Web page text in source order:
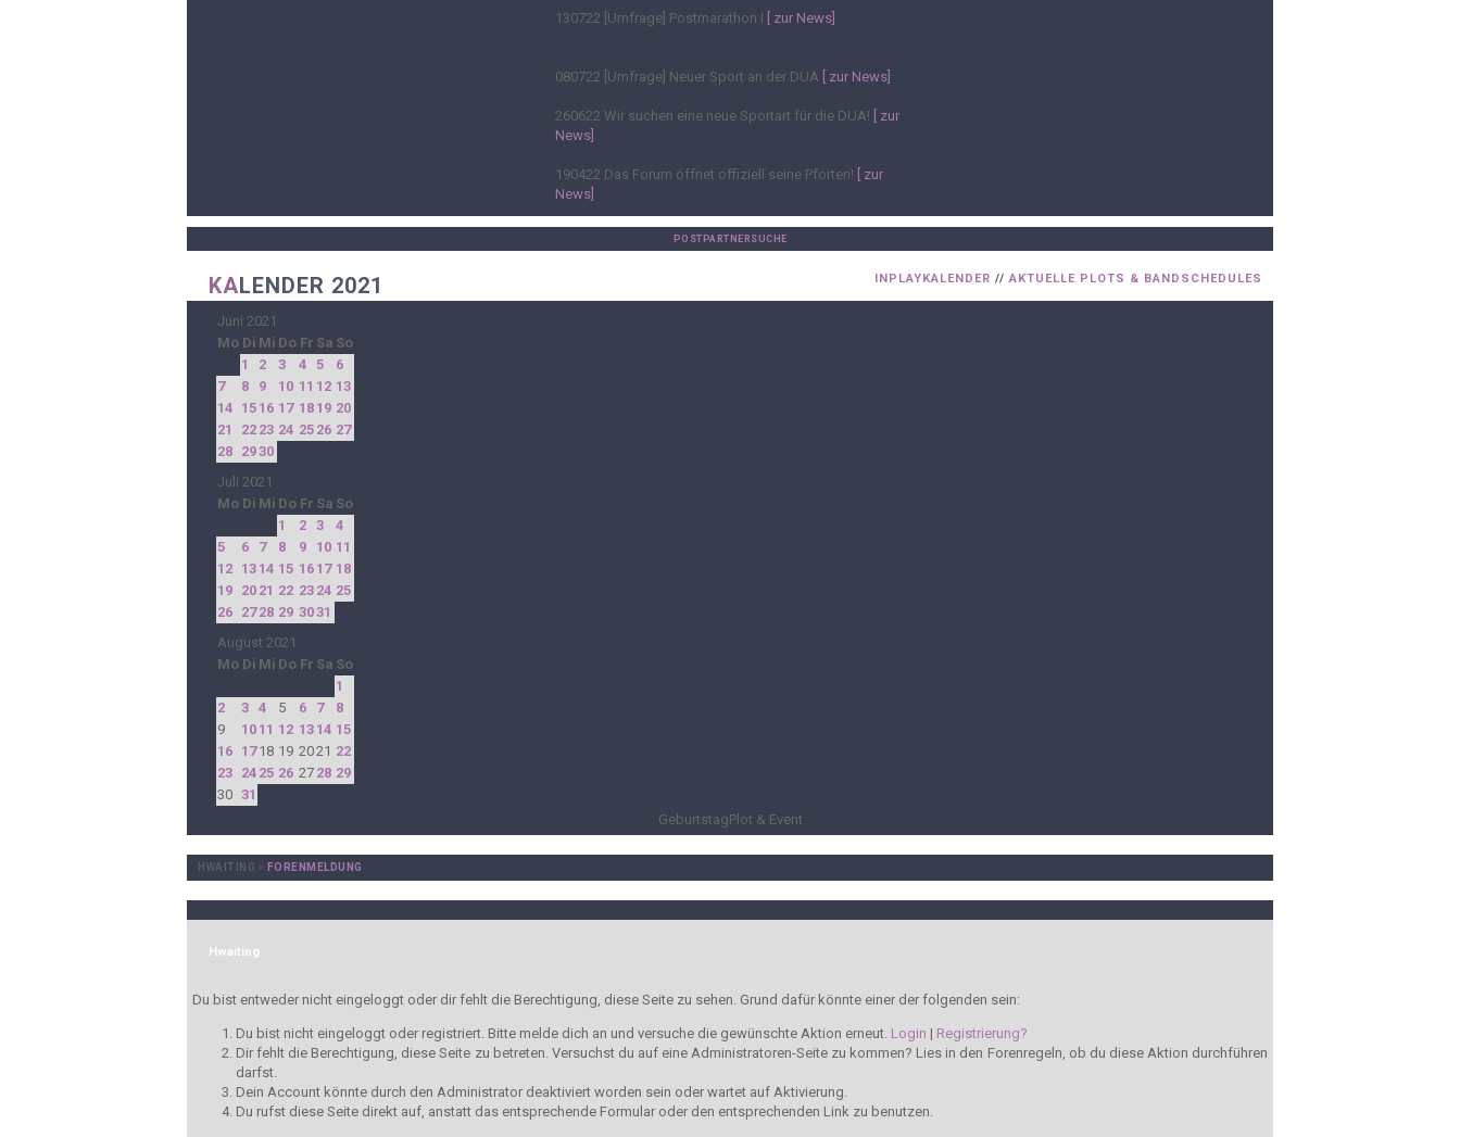
130722 [Umfrage] Postmarathon I [ zur News]
080722 [Umfrage] Neuer Sport an der DUA [ zur News]
260622 Wir suchen eine neue Sportart für die DUA!
[ zur
News]
190422 Das Forum öffnet offiziell seine Pforten!
[ zur
News]
POSTPARTNERSUCHE
KALENDER 2021 INPLAYKALENDER //AKTUELLE PLOTS & BANDSCHEDULES
Juni 2021
Mo Di Mi Do Fr Sa So
1
2 3 4 5
6
7
8 9 10 11 12 13
14 15 16 17 18 19 20
21
22 23 24 25 26 27
28 2930
Juli 2021
Mo Di Mi Do Fr Sa So
1
2 3
4
5
6 7 8 9 10 11
12 13 14 15 16 17 18
19 20 21 22 23 24 25
26 27 28 29 3031
August 2021
Mo Di Mi Do Fr Sa So
1
2
3 4 5 6 7
8
9
10 11 12 13 14 15
16 17 18 19 2021 22
23 24 25 26 27 28 29
30 31
GeburtstagPlot & Event
HWAITING » FORENMELDUNG
Hwaiting
Du bist entweder nicht eingeloggt oder dir fehlt die Berechtigung, diese Seite zu sehen. Grund dafür könnte einer der folgenden sein:
Du bist nicht eingeloggt oder registriert. Bitte melde dich an und versuche die gewünschte Aktion erneut. Login | Registrierung?
Dir fehlt die Berechtigung, diese Seite zu betreten. Versuchst du auf eine Administratoren-Seite zu kommen? Lies in den Forenregeln, ob du diese Aktion durchführen
darfst.
Dein Account könnte durch den Administrator deaktiviert worden sein oder wartet auf Aktivierung.
Du rufst diese Seite direkt auf, anstatt das entsprechende Formular oder den entsprechenden Link zu benutzen.